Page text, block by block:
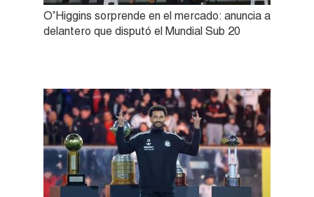
O’Higgins sorprende en el mercado: anuncia a
delantero que disputó el Mundial Sub 20